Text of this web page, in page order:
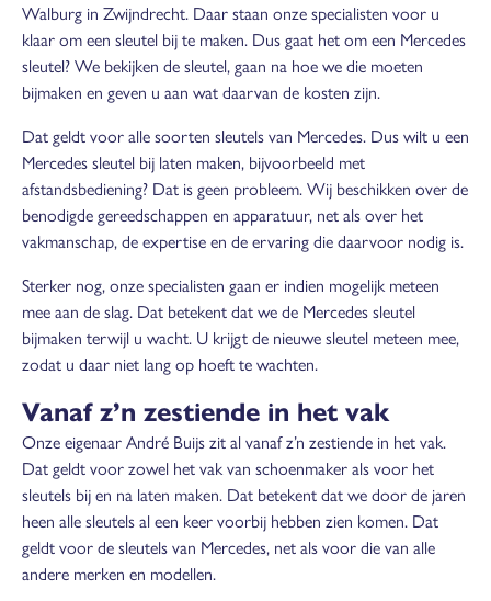
Walburg in Zwijndrecht. Daar staan onze specialisten voor u
klaar om een sleutel bij te maken. Dus gaat het om een Mercedes
sleutel? We bekijken de sleutel, gaan na hoe we die moeten
bijmaken en geven u aan wat daarvan de kosten zijn.
Dat geldt voor alle soorten sleutels van Mercedes. Dus wilt u een
Mercedes sleutel bij laten maken, bijvoorbeeld met
afstandsbediening? Dat is geen probleem. Wij beschikken over de
benodigde gereedschappen en apparatuur, net als over het
vakmanschap, de expertise en de ervaring die daarvoor nodig is.
Sterker nog, onze specialisten gaan er indien mogelijk meteen
mee aan de slag. Dat betekent dat we de Mercedes sleutel
bijmaken terwijl u wacht. U krijgt de nieuwe sleutel meteen mee,
zodat u daar niet lang op hoeft te wachten.
Vanaf z’n zestiende in het vak
Onze eigenaar André Buijs zit al vanaf z’n zestiende in het vak.
Dat geldt voor zowel het vak van schoenmaker als voor het
sleutels bij en na laten maken. Dat betekent dat we door de jaren
heen alle sleutels al een keer voorbij hebben zien komen. Dat
geldt voor de sleutels van Mercedes, net als voor die van alle
andere merken en modellen.